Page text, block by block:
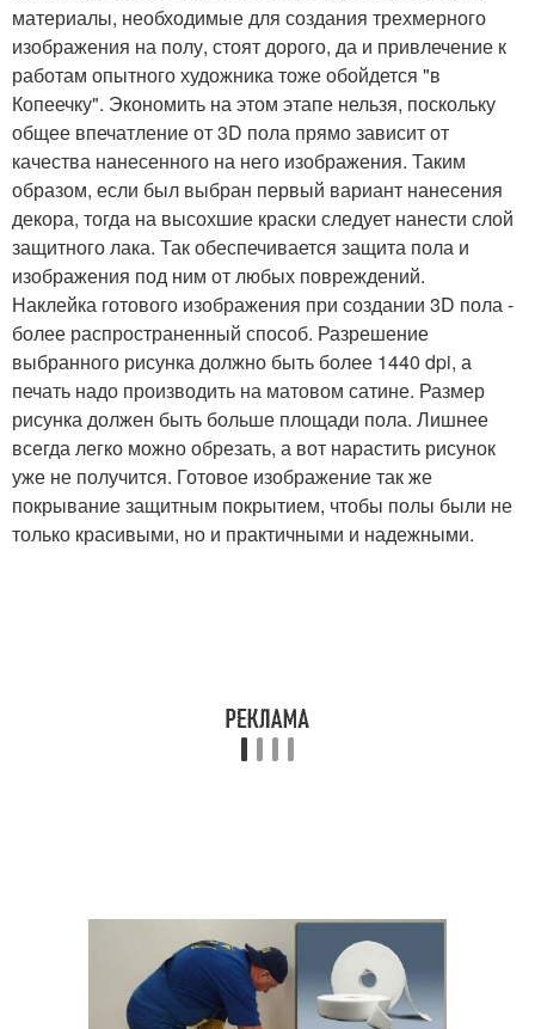
материалы, необходимые для создания трехмерного
изображения на полу, стоят дорого, да и привлечение к
работам опытного художника тоже обойдется "в
Копеечку". Экономить на этом этапе нельзя, поскольку
общее впечатление от 3D пола прямо зависит от
качества нанесенного на него изображения. Таким
образом, если был выбран первый вариант нанесения
декора, тогда на высохшие краски следует нанести слой
защитного лака. Так обеспечивается защита пола и
изображения под ним от любых повреждений.
Наклейка готового изображения при создании 3D пола -
более распространенный способ. Разрешение
выбранного рисунка должно быть более 1440 dpi, а
печать надо производить на матовом сатине. Размер
рисунка должен быть больше площади пола. Лишнее
всегда легко можно обрезать, а вот нарастить рисунок
уже не получится. Готовое изображение так же
покрывание защитным покрытием, чтобы полы были не
только красивыми, но и практичными и надежными.